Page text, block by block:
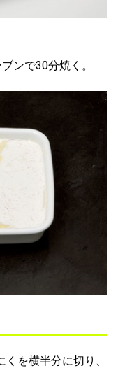
ンで30分焼く。
を横半分に切り、